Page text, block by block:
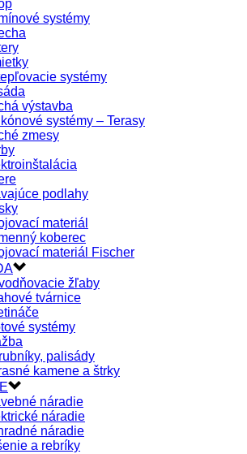
systémy
systémy
výstavba
systémy – Terasy
zmesy
podlahy
materiál
koberec
materiál Fischer
žľaby
tvárnice
systémy
palisády
kamene a štrky
náradie
náradie
náradie
a rebríky